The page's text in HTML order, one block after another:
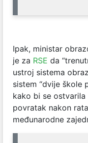
Ipak, ministar
je za RSE da
ustroj sistema
sistem “dvije škole
kako bi se
povratak nakon
međunarodne